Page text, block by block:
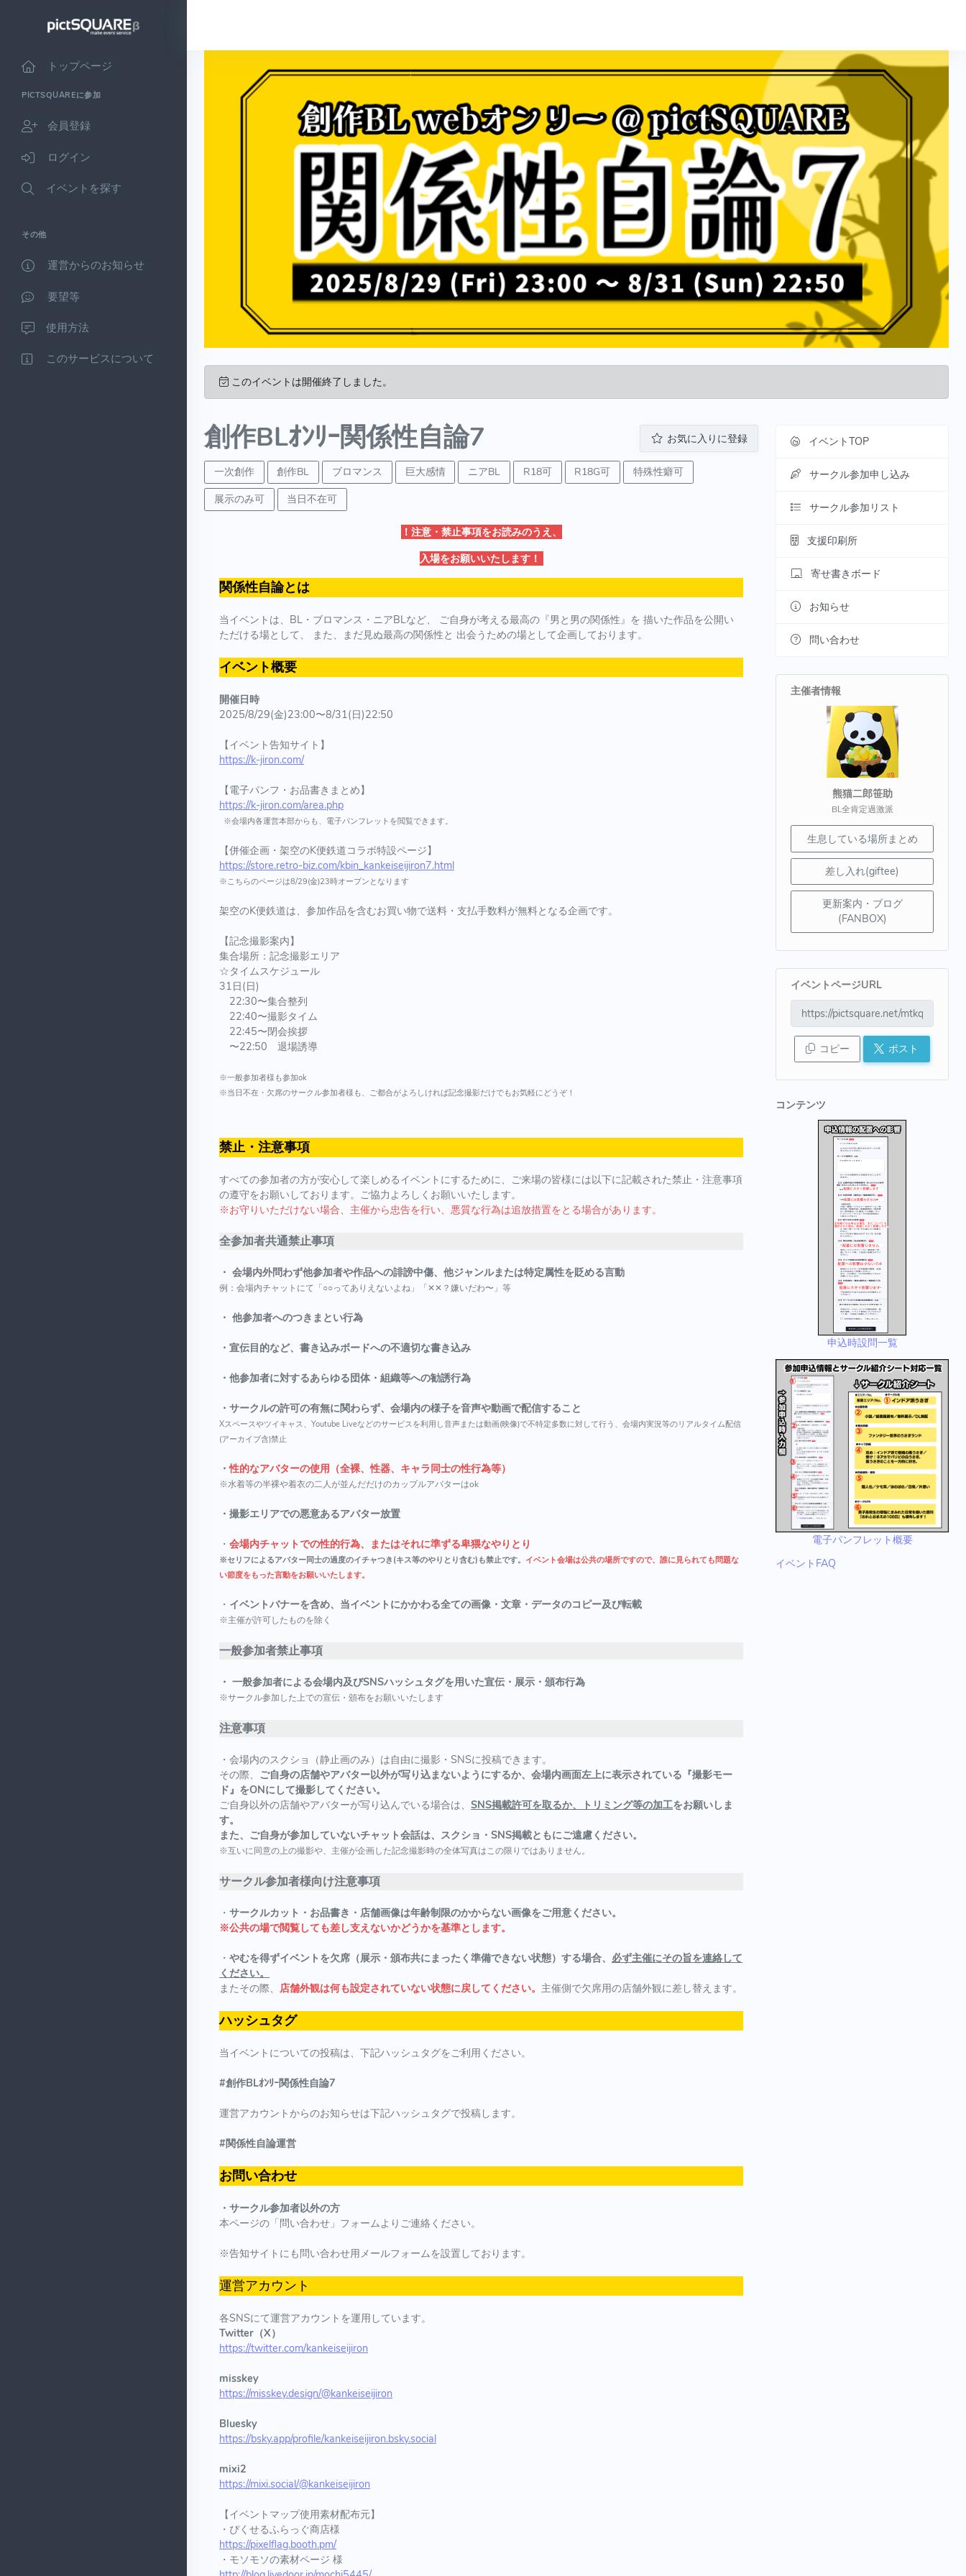
トップページ
PICTSQUAREに参加
会員登録
ログイン
イベントを探す
その他
運営からのお知らせ
要望等
使用方法
このサービスについて
このイベントは開催終了しました。
創作BLｵﾝﾘｰ関係性自論7 お気に入りに登録
一次創作 創作BL ブロマンス 巨大感情 ニアBL R18可 R18G可
特殊性癖可
展示のみ可
当日不在可
！注意・禁止事項をお読みのうえ、
入場をお願いいたします！
関係性自論とは
当イベントは、BL・ブロマンス・ニアBLなど、 ご自身が考える最高の『男と男の関係性』を 描いた作品を公開い
ただける場として、 また、まだ見ぬ最高の関係性と 出会うための場として企画しております。
イベント概要
開催日時
2025/8/29(金)23:00〜8/31(日)22:50
【イベント告知サイト】
https://k-jiron.com/
【電子パンフ・お品書きまとめ】
https://k-jiron.com/area.php
※会場内各運営本部からも、電子パンフレットを閲覧できます。
【併催企画・架空のK便鉄道コラボ特設ページ】
https://store.retro-biz.com/kbin_kankeiseijiron7.html
※こちらのページは8/29(金)23時オープンとなります
架空のK便鉄道は、参加作品を含むお買い物で送料・支払手数料が無料となる企画です。
【記念撮影案内】
集合場所：記念撮影エリア
☆タイムスケジュール
31日(日)
22:30〜集合整列
22:40〜撮影タイム
22:45〜閉会挨拶
〜22:50 退場誘導
※一般参加者様も参加ok
※当日不在・欠席のサークル参加者様も、ご都合がよろしければ記念撮影だけでもお気軽にどうぞ！
禁止・注意事項
すべての参加者の方が安心して楽しめるイベントにするために、ご来場の皆様には以下に記載された禁止・注意事項
の遵守をお願いしております。ご協力よろしくお願いいたします。
※お守りいただけない場合、主催から忠告を行い、悪質な行為は追放措置をとる場合があります。
全参加者共通禁止事項
・ 会場内外問わず他参加者や作品への誹謗中傷、他ジャンルまたは特定属性を貶める言動
例：会場内チャットにて「○○ってありえないよね」「✕✕？嫌いだわ〜」等
・ 他参加者へのつきまとい行為
・宣伝目的など、書き込みボードへの不適切な書き込み
・他参加者に対するあらゆる団体・組織等への勧誘行為
・サークルの許可の有無に関わらず、会場内の様子を音声や動画で配信すること
Xスペースやツイキャス、Youtube Liveなどのサービスを利用し音声または動画(映像)で不特定多数に対して行う、会場内実況等のリアルタイム配信
(アーカイブ含)禁止
・性的なアバターの使用（全裸、性器、キャラ同士の性行為等）
※水着等の半裸や着衣の二人が並んだだけのカップルアバターはok
・撮影エリアでの悪意あるアバター放置
・ 会場内チャットでの性的行為、またはそれに準ずる卑猥なやりとり
※セリフによるアバター同士の過度のイチャつき(キス等のやりとり含む)も禁止です。 イベント会場は公共の場所ですので、誰に見られても問題な
い節度をもった言動をお願いいたします。
・ イベントバナーを含め、当イベントにかかわる全ての画像・文章・データのコピー及び転載
※主催が許可したものを除く
一般参加者禁止事項
・ 一般参加者による会場内及びSNSハッシュタグを用いた宣伝・展示・頒布行為
※サークル参加した上での宣伝・頒布をお願いいたします
注意事項
・会場内のスクショ（静止画のみ）は自由に撮影・SNSに投稿できます。
その際、 ご自身の店舗やアバター以外が写り込まないようにするか、会場内画面左上に表示されている『撮影モー
ド』をONにして撮影してください。
ご自身以外の店舗やアバターが写り込んでいる場合は、 SNS掲載許可を取るか、トリミング等の加工をお願いしま
す。
また、ご自身が参加していないチャット会話は、スクショ・SNS掲載ともにご遠慮ください。
※互いに同意の上の撮影や、主催が企画した記念撮影時の全体写真はこの限りではありません。
サークル参加者様向け注意事項
・ サークルカット・お品書き・店舗画像は年齢制限のかからない画像をご用意ください。
※公共の場で閲覧しても差し支えないかどうかを基準とします。
・ やむを得ずイベントを欠席（展示・頒布共にまったく準備できない状態）する場合、 必ず主催にその旨を連絡して
ください。
またその際、 店舗外観は何も設定されていない状態に戻してください。 主催側で欠席用の店舗外観に差し替えます。
ハッシュタグ
当イベントについての投稿は、下記ハッシュタグをご利用ください。
#創作BLｵﾝﾘｰ関係性自論7
運営アカウントからのお知らせは下記ハッシュタグで投稿します。
#関係性自論運営
お問い合わせ
・サークル参加者以外の方
本ページの「問い合わせ」フォームよりご連絡ください。
※告知サイトにも問い合わせ用メールフォームを設置しております。
運営アカウント
各SNSにて運営アカウントを運用しています。
Twitter（X）
https://twitter.com/kankeiseijiron
misskey
https://misskey.design/@kankeiseijiron
Bluesky
https://bsky.app/profile/kankeiseijiron.bsky.social
mixi2
https://mixi.social/@kankeiseijiron
【イベントマップ使用素材配布元】
・ぴくせるふらっぐ商店様
https://pixelflag.booth.pm/
・モソモソの素材ページ 様
イベントTOP
サークル参加申し込み
サークル参加リスト
支援印刷所
寄せ書きボード
お知らせ
問い合わせ
主催者情報
熊猫二郎笹助
BL全肯定過激派
生息している場所まとめ
差し入れ(giftee)
更新案内・ブログ
(FANBOX)
イベントページURL
コピー ポスト
コンテンツ
申込時設問一覧
電子パンフレット概要
イベントFAQ